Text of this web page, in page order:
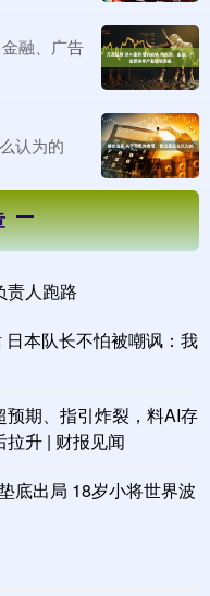
融、广告
认为的
责人跑路
本队长不怕被嘲讽：我
期、指引炸裂，料AI存
升 | 财报见闻
底出局 18岁小将世界波